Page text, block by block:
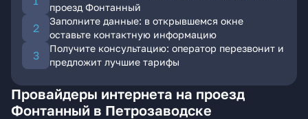
проезд Фонтанный
Заполните данные: в открывшемся окне
оставьте контактную информацию
Получите консультацию: оператор перезвонит и
предложит лучшие тарифы
Провайдеры интернета на проезд
Фонтанный в Петрозаводске